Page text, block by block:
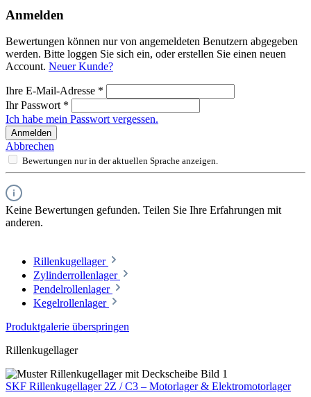
Anmelden
Bewertungen können nur von angemeldeten Benutzern abgegeben
werden. Bitte loggen Sie sich ein, oder erstellen Sie einen neuen
Account. Neuer Kunde?
Ihre E-Mail-Adresse *
Ihr Passwort *
Ich habe mein Passwort vergessen.
Anmelden
Abbrechen
Bewertungen nur in der aktuellen Sprache anzeigen.
Keine Bewertungen gefunden. Teilen Sie Ihre Erfahrungen mit
anderen.
Rillenkugellager
Zylinderrollenlager
Pendelrollenlager
Kegelrollenlager
Produktgalerie überspringen
Rillenkugellager
SKF Rillenkugellager 2Z / C3 – Motorlager & Elektromotorlager